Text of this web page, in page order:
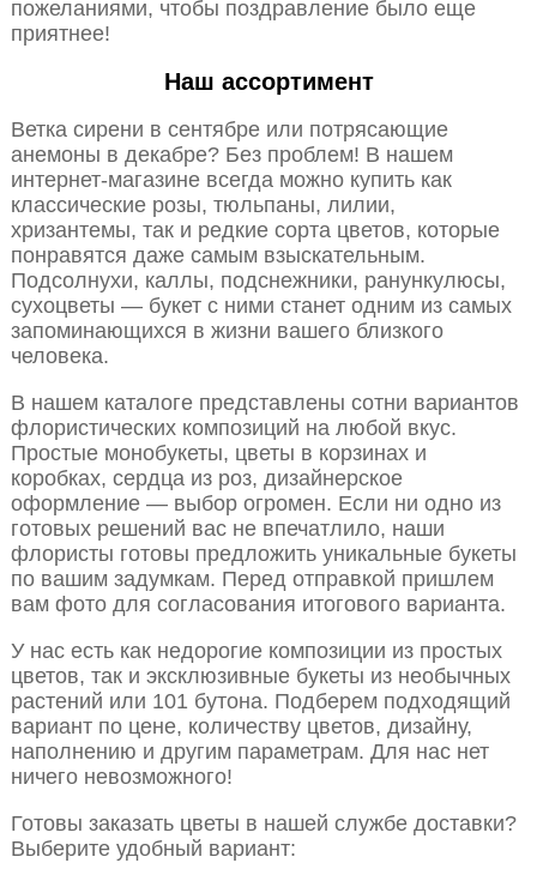
пожеланиями, чтобы поздравление было еще
приятнее!
Наш ассортимент
Ветка сирени в сентябре или потрясающие
анемоны в декабре? Без проблем! В нашем
интернет-магазине всегда можно купить как
классические розы, тюльпаны, лилии,
хризантемы, так и редкие сорта цветов, которые
понравятся даже самым взыскательным.
Подсолнухи, каллы, подснежники, ранункулюсы,
сухоцветы — букет с ними станет одним из самых
запоминающихся в жизни вашего близкого
человека.
В нашем каталоге представлены сотни вариантов
флористических композиций на любой вкус.
Простые монобукеты, цветы в корзинах и
коробках, сердца из роз, дизайнерское
оформление — выбор огромен. Если ни одно из
готовых решений вас не впечатлило, наши
флористы готовы предложить уникальные букеты
по вашим задумкам. Перед отправкой пришлем
вам фото для согласования итогового варианта.
У нас есть как недорогие композиции из простых
цветов, так и эксклюзивные букеты из необычных
растений или 101 бутона. Подберем подходящий
вариант по цене, количеству цветов, дизайну,
наполнению и другим параметрам. Для нас нет
ничего невозможного!
Готовы заказать цветы в нашей службе доставки?
Выберите удобный вариант: